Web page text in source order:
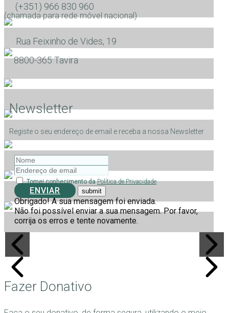
(+351) 966 830 960
(chamada para rede móvel nacional)
Rua Feixinho de Vides, 19
​8800-365 Tavira
Newsletter
Registe o seu endereço de email e receba a nossa Newsletter
Tomei conhecimento daPolítica de Privacidade
ENVIAR
Obrigado! A sua mensagem foi enviada.
Não foi possível enviar a sua mensagem. Por favor,
corrija os erros e tente novamente.
Fazer Donativo